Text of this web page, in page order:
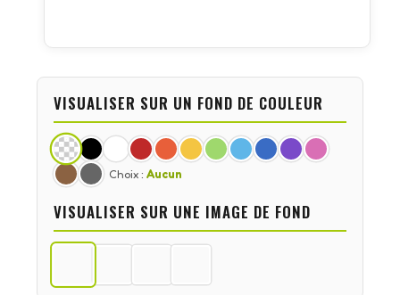
VISUALISER SUR UN FOND DE COULEUR
Choix : Aucun
VISUALISER SUR UNE IMAGE DE FOND